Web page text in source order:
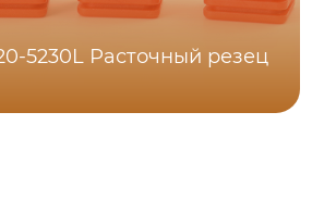
5230L Расточный резец